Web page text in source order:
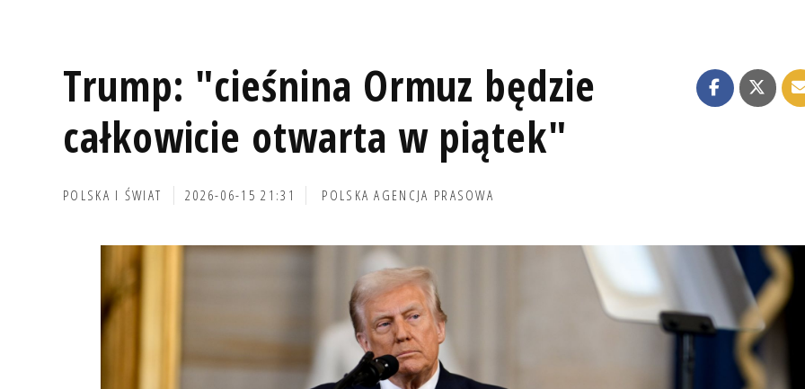
Trump: "cieśnina Ormuz będzie
całkowicie otwarta w piątek"
POLSKA I ŚWIAT 2026-06-15 21:31 POLSKA AGENCJA PRASOWA